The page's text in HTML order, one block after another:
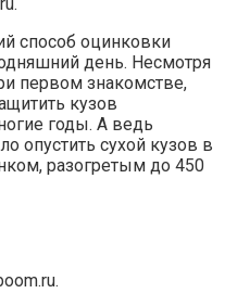
способ оцинковки
день. Несмотря
первом знакомстве,
кузов
годы. А ведь
опустить сухой кузов в
разогретым до 450